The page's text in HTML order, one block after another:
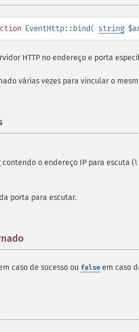
EventHttp::bind( string
HTTP no endereço e porta
várias vezes para vincular o
contendo o endereço IP para escuta (
porta para escutar.
caso de sucesso ou false em caso